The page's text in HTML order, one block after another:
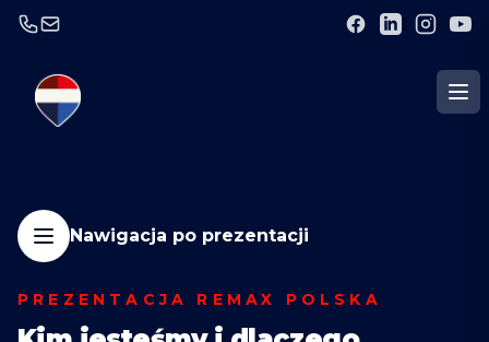
Nawigacja po prezentacji
PREZENTACJA REMAX POLSKA